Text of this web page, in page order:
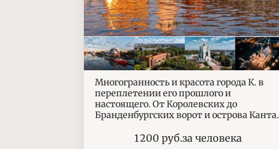
Многогранность и красота города К. в
переплетении его прошлого и
настоящего. От Королевских до
Бранденбургских ворот и острова Канта.
Цены
1 200 руб.за человека